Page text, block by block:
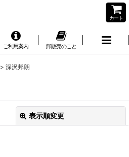
カート
ご利用案内 卸販売のこと
> 深沢邦朗
表示順変更